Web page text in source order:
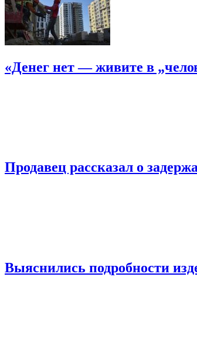
«Денег нет — живите в
Продавец рассказал о
Выяснились подробности